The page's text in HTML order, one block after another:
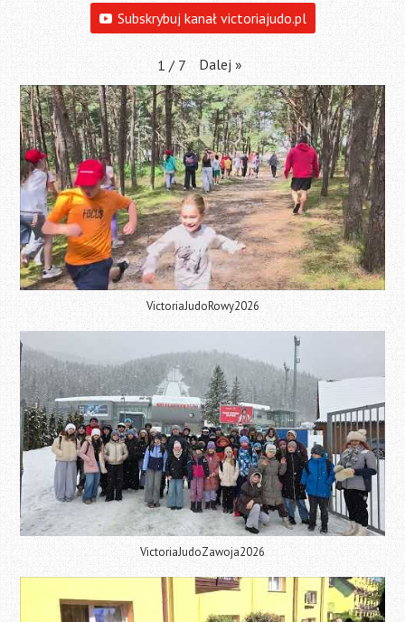
Subskrybuj kanał victoriajudo.pl
1 / 7 Dalej »
VictoriaJudoRowy2026
VictoriaJudoZawoja2026